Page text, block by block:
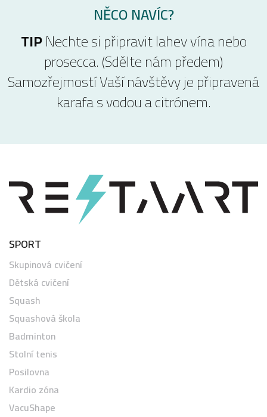
NĚCO NAVÍC?
TIPNechte si připravit lahev vína nebo
prosecca. (Sdělte nám předem)
Samozřejmostí Vaší návštěvy je připravená
karafa s vodou a citrónem.
SPORT
Skupinová cvičení
Dětská cvičení
Squash
Squashová škola
Badminton
Stolní tenis
Posilovna
Kardio zóna
VacuShape